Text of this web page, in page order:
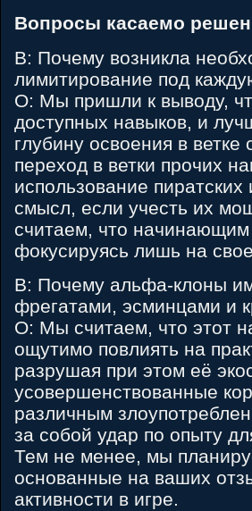
Вопросы касаемо
В: Почему возникла
лимитирование под
О: Мы пришли к выводу,
доступных навыков, и
глубину освоения в
переход в ветки прочих
использование
смысл, если учесть их
считаем, что начинающим
фокусируясь лишь на
В: Почему альфа-клоны
фрегатами, эсминцами и
О: Мы считаем, что этот
ощутимо повлиять на
разрушая при этом её
усовершенствованные
различным
за собой удар по опыту
Тем не менее, мы
основанные на ваших
активности в игре.